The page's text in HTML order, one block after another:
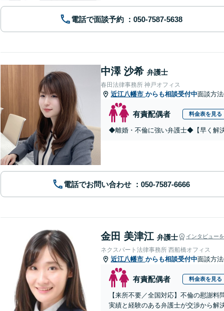
電話で面談予約
中澤 沙希 弁護士
春田法律事務所 神戸オフィス
近江八幡市 からも相談受付中面談方
有責配偶者 料金表を見る
◆離婚・不倫に強い弁護士◆【早く解
電話でお問い合わせ
金田 美津江 弁護士 インタビュー
ネクスパート法律事務所 西船橋オフィス
近江八幡市 からも相談受付中面談方
有責配偶者 料金表を見る
【来所不要／全国対応】不倫の慰謝
実績と経験のある弁護士が交渉から解